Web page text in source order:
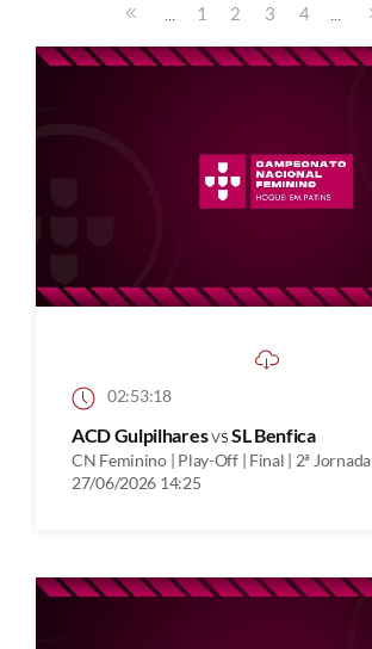
... 1 2 3 4 ...
02:53:18
ACD GulpilharesvsSL Benfica
CN Feminino | Play-Off | Final | 2ª Jornada
27/06/2026 14:25